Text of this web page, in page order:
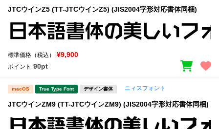
JTCウインZ5 (TT-JTCウインZ5) (JIS2004字形対応書体同梱)
標準価格（税込） ¥9,900
ポイント 90pt
macOS True Type Font デザイン書体 ニィスフォント
JTCウインZM9 (TT-JTCウインZM9) (JIS2004字形対応書体同梱)